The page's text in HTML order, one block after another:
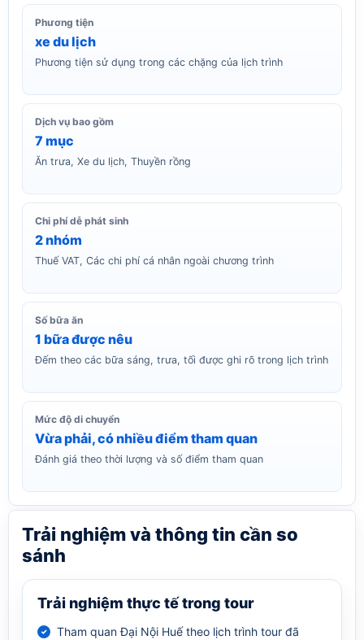
Phương tiện
xe du lịch
Phương tiện sử dụng trong các chặng của lịch trình
Dịch vụ bao gồm
7 mục
Ăn trưa, Xe du lịch, Thuyền rồng
Chi phí dễ phát sinh
2 nhóm
Thuế VAT, Các chi phí cá nhân ngoài chương trình
Số bữa ăn
1 bữa được nêu
Đếm theo các bữa sáng, trưa, tối được ghi rõ trong lịch trình
Mức độ di chuyển
Vừa phải, có nhiều điểm tham quan
Đánh giá theo thời lượng và số điểm tham quan
Trải nghiệm và thông tin cần so
sánh
Trải nghiệm thực tế trong tour
Tham quan Đại Nội Huế theo lịch trình tour đã